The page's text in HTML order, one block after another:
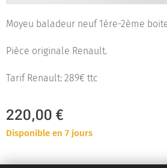
Moyeu baladeur neuf 1ère-2ème boite
Pièce originale Renault.
Tarif Renault: 289€ ttc
220,00 €
Disponible en 7 jours